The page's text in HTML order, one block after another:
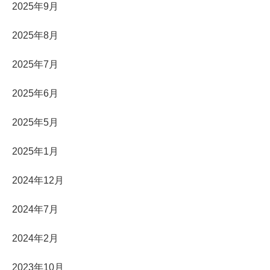
2025年9月
2025年8月
2025年7月
2025年6月
2025年5月
2025年1月
2024年12月
2024年7月
2024年2月
2023年10月